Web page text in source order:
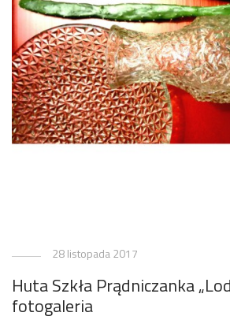
28 listopada 2017
Huta Szkła Prądniczanka
fotogaleria